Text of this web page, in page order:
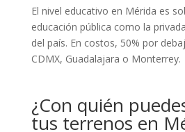
El nivel educativo en Mérida es
educación pública como la
del país. En costos, 50% por
CDMX, Guadalajara o Monterrey.
¿Con quién
tus terrenos en